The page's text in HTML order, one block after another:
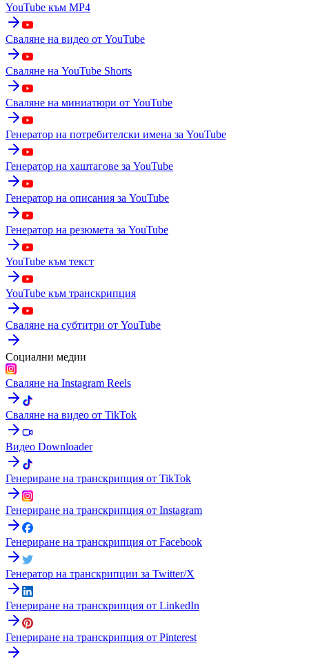
YouTube към MP4
Сваляне на видео от YouTube
Сваляне на YouTube Shorts
Сваляне на миниатюри от YouTube
Генератор на потребителски имена за YouTube
Генератор на хаштагове за YouTube
Генератор на описания за YouTube
Генератор на резюмета за YouTube
YouTube към текст
YouTube към транскрипция
Сваляне на субтитри от YouTube
Социални медии
Сваляне на Instagram Reels
Сваляне на видео от TikTok
Видео Downloader
Генериране на транскрипция от TikTok
Генериране на транскрипция от Instagram
Генериране на транскрипция от Facebook
Генератор на транскрипции за Twitter/X
Генериране на транскрипция от LinkedIn
Генериране на транскрипция от Pinterest